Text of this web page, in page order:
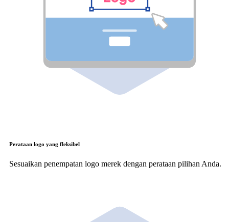
Perataan logo yang fleksibel
Sesuaikan penempatan logo merek dengan perataan pilihan Anda.